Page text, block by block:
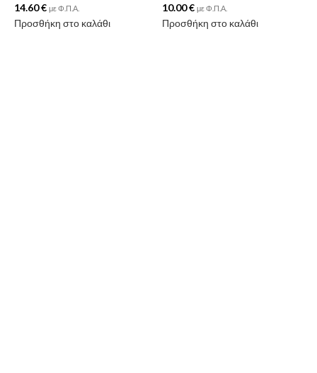
14.60€ με Φ.Π.Α.
Προσθήκη στο καλάθι
10.00€ με Φ.Π.Α.
Προσθήκη στο καλάθι